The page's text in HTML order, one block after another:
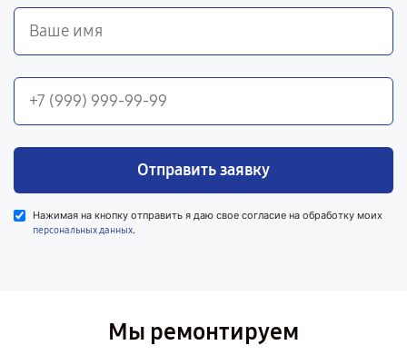
Отправить заявку
Нажимая на кнопку отправить я даю свое согласие на обработку моих
персональных данных.
Мы ремонтируем